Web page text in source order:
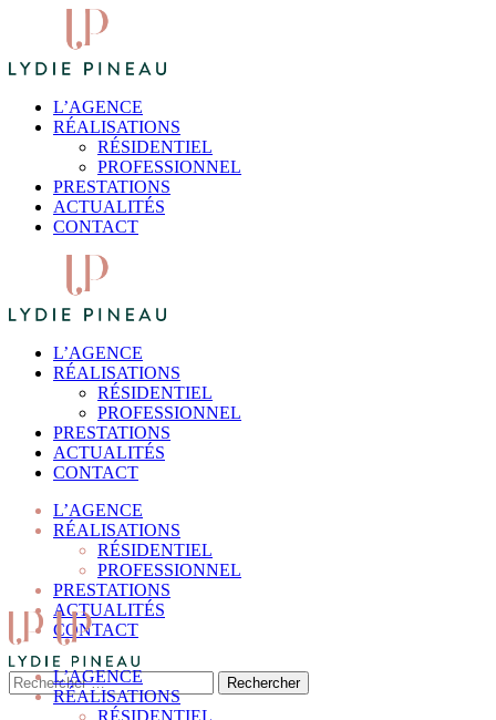
L’AGENCE
RÉALISATIONS
RÉSIDENTIEL
PROFESSIONNEL
PRESTATIONS
ACTUALITÉS
CONTACT
L’AGENCE
RÉALISATIONS
RÉSIDENTIEL
PROFESSIONNEL
PRESTATIONS
ACTUALITÉS
CONTACT
L’AGENCE
RÉALISATIONS
RÉSIDENTIEL
PROFESSIONNEL
PRESTATIONS
ACTUALITÉS
CONTACT
L’AGENCE
RÉALISATIONS
RÉSIDENTIEL